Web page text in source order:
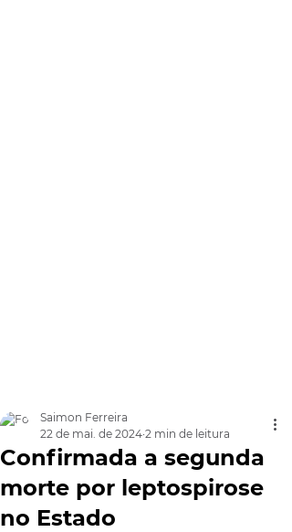
Confirmada a segunda
morte por leptospirose
no Estado
Saimon Ferreira
22 de mai. de 2024 2 min de leitura